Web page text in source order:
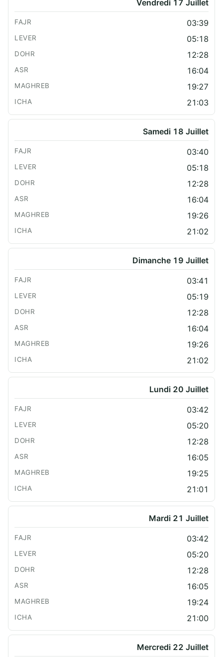
Vendredi 17 Juillet
03:39
05:18
12:28
16:04
19:27
21:03
Samedi 18 Juillet
03:40
05:18
12:28
16:04
19:26
21:02
Dimanche 19 Juillet
03:41
05:19
12:28
16:04
19:26
21:02
Lundi 20 Juillet
03:42
05:20
12:28
16:05
19:25
21:01
Mardi 21 Juillet
03:42
05:20
12:28
16:05
19:24
21:00
Mercredi 22 Juillet